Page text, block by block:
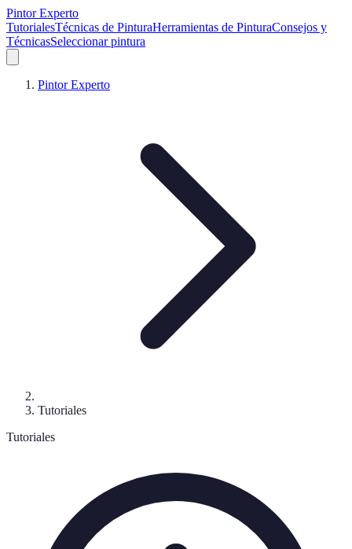
Pintor Experto
TutorialesTécnicas de PinturaHerramientas de PinturaConsejos y
TécnicasSeleccionar pintura
Pintor Experto
Tutoriales
Tutoriales